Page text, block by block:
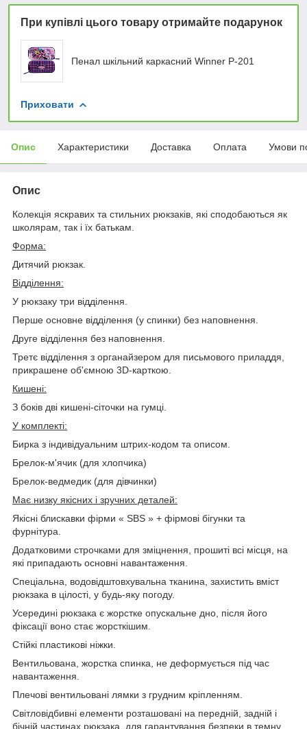
При купівлі цього товару отримайте подарунок
Пенал шкільний каркасний Winner P-201
Приховати
Опис Характеристики Доставка Оплата Умови
Опис
Колекція яскравих та стильних рюкзаків, які сподобаються як
школярам, так і їх батькам.
Форма:
Дитячий рюкзак.
Відділення:
У рюкзаку три відділення.
Перше основне відділення (у спинки) без наповнення.
Друге відділення без наповнення.
Третє відділення з органайзером для письмового приладдя,
прикрашене об'ємною 3D-карткою.
Кишені:
З боків дві кишені-сіточки на гумці.
У комплекті:
Бирка з індивідуальним штрих-кодом та описом.
Брелок-м'ячик (для хлопчика)
Брелок-ведмедик (для дівчинки)
Має низку якісних і зручних деталей:
Якісні блискавки фірми « SBS » + фірмові бігунки та
фурнітура.
Додатковими строчками для зміцнення, прошиті всі місця, на
які припадають основні навантаження.
Спеціальна, водовідштовхувальна тканина, захистить вміст
рюкзака в цілості, у будь-яку погоду.
Усередині рюкзака є жорстке опускальне дно, після його
фіксації воно стає жорсткішим.
Стійкі пластикові ніжки.
Вентильована, жорстка спинка, не деформується під час
навантаження.
Плечові вентильовані лямки з грудним кріпленням.
Світловідбивні елементи розташовані на передній, задній і
бічній частинах рюкзака, для гарантування безпеки в темну